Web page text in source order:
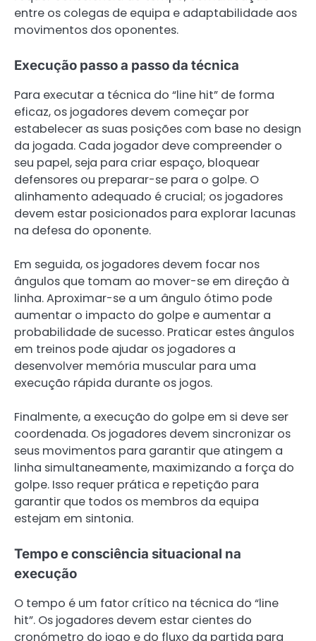
entre os colegas de equipa e adaptabilidade aos
movimentos dos oponentes.
Execução passo a passo da técnica
Para executar a técnica do “line hit” de forma
eficaz, os jogadores devem começar por
estabelecer as suas posições com base no design
da jogada. Cada jogador deve compreender o
seu papel, seja para criar espaço, bloquear
defensores ou preparar-se para o golpe. O
alinhamento adequado é crucial; os jogadores
devem estar posicionados para explorar lacunas
na defesa do oponente.
Em seguida, os jogadores devem focar nos
ângulos que tomam ao mover-se em direção à
linha. Aproximar-se a um ângulo ótimo pode
aumentar o impacto do golpe e aumentar a
probabilidade de sucesso. Praticar estes ângulos
em treinos pode ajudar os jogadores a
desenvolver memória muscular para uma
execução rápida durante os jogos.
Finalmente, a execução do golpe em si deve ser
coordenada. Os jogadores devem sincronizar os
seus movimentos para garantir que atingem a
linha simultaneamente, maximizando a força do
golpe. Isso requer prática e repetição para
garantir que todos os membros da equipa
estejam em sintonia.
Tempo e consciência situacional na
execução
O tempo é um fator crítico na técnica do “line
hit”. Os jogadores devem estar cientes do
cronómetro do jogo e do fluxo da partida para